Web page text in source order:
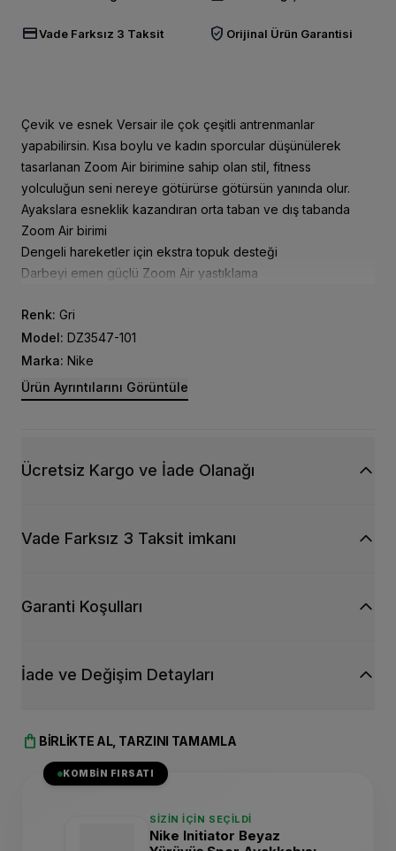
credit_cardVade Farksız 3 Taksit verified_user Orijinal Ürün Garantisi
Çevik ve esnek Versair ile çok çeşitli antrenmanlar
yapabilirsin. Kısa boylu ve kadın sporcular düşünülerek
tasarlanan Zoom Air birimine sahip olan stil, fitness
yolculuğun seni nereye götürürse götürsün yanında olur.
Ayakslara esneklik kazandıran orta taban ve dış tabanda
Zoom Air birimi
Dengeli hareketler için ekstra topuk desteği
Darbeyi emen güçlü Zoom Air yastıklama
%21 sentetik, %79 tekstil
Renk: Gri
Model: DZ3547-101
Marka: Nike
Ürün Ayrıntılarını Görüntüle
Ücretsiz Kargo ve İade Olanağı
Vade Farksız 3 Taksit imkanı
Garanti Koşulları
İade ve Değişim Detayları
shopping_bag BIRLIKTE AL, TARZINI TAMAMLA
KOMBIN FIRSATI
SIZIN İÇIN SEÇILDI
Nike Initiator Beyaz